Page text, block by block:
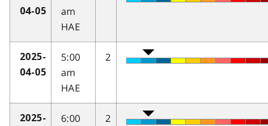
04-05
am
HAE
2025-
04-05
5:00
am
HAE
2
2025-
6:00
2